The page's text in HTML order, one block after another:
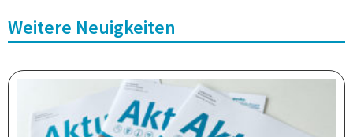
Weitere Neuigkeiten